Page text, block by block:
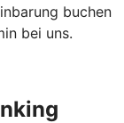
buchen
bei uns.